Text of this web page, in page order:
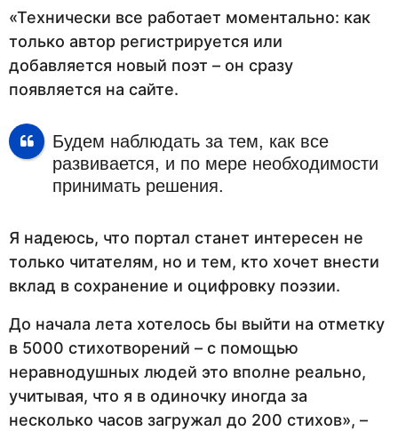
«Технически все работает моментально: как
только автор регистрируется или
добавляется новый поэт – он сразу
появляется на сайте.
Будем наблюдать за тем, как все
развивается, и по мере необходимости
принимать решения.
Я надеюсь, что портал станет интересен не
только читателям, но и тем, кто хочет внести
вклад в сохранение и оцифровку поэзии.
До начала лета хотелось бы выйти на отметку
в 5000 стихотворений – с помощью
неравнодушных людей это вполне реально,
учитывая, что я в одиночку иногда за
несколько часов загружал до 200 стихов», –